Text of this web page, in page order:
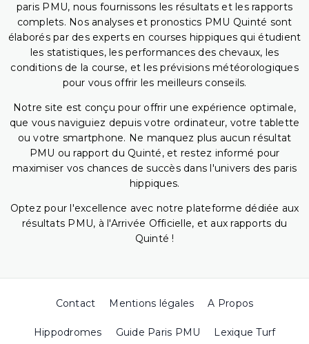
paris PMU, nous fournissons les résultats et les rapports
complets. Nos analyses et pronostics PMU Quinté sont
élaborés par des experts en courses hippiques qui étudient
les statistiques, les performances des chevaux, les
conditions de la course, et les prévisions météorologiques
pour vous offrir les meilleurs conseils.
Notre site est conçu pour offrir une expérience optimale,
que vous naviguiez depuis votre ordinateur, votre tablette
ou votre smartphone. Ne manquez plus aucun résultat
PMU ou rapport du Quinté, et restez informé pour
maximiser vos chances de succès dans l'univers des paris
hippiques.
Optez pour l'excellence avec notre plateforme dédiée aux
résultats PMU, à l'Arrivée Officielle, et aux rapports du
Quinté !
Contact Mentions légales A Propos
Hippodromes Guide Paris PMU Lexique Turf